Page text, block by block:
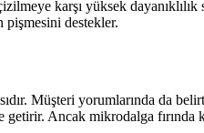
karşı yüksek
pişmesini destekler.
Müşteri yorumlarında da
Ancak mikrodalga